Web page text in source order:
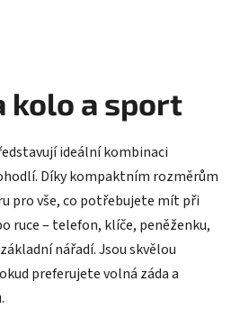
c
p
r
v
k
y
v
p
kolo a sport
ideální kombinaci
Díky kompaktním rozměrům
pro vše, co potřebujete mít při
ruce – telefon, klíče, peněženku,
nářadí. Jsou skvělou
preferujete volná záda a